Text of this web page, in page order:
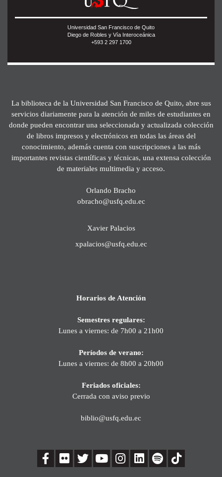
Universidad San Francisco de Quito
Diego de Robles y Vía Interoceánica
+593 2 297 1700
La biblioteca de la Universidad San Francisco de Quito, abre sus
servicios diariamente para la atención de miles de estudiantes en
donde pueden encontrar una seleccionada y actualizada colección
de libros impresos y electrónicos en todas las áreas del
conocimiento, además cuenta con suscripciones a las más
importantes revistas científicas y técnicas, una extensa colección
de materiales multimedia y acceso.
Orlando Bracho
obracho@usfq.edu.ec
Xavier Palacios
xpalacios@usfq.edu.ec
Horarios de Atención
Semestres regulares:
Lunes a viernes: de 7h00 a 21h00
Períodos de verano:
Lunes a viernes: de 8h00 a 20h00
Feriados oficiales:
Cerrada con aviso previo
biblio@usfq.edu.ec